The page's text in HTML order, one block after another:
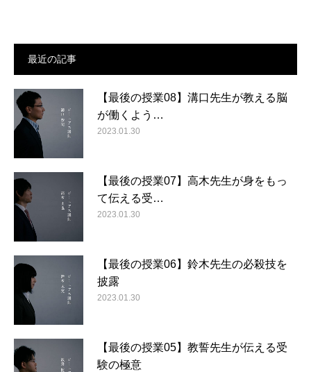
最近の記事
【最後の授業08】溝口先生が教える脳
が働くよう…
2023.01.30
【最後の授業07】高木先生が身をもっ
て伝える受…
2023.01.30
【最後の授業06】鈴木先生の必殺技を
披露
2023.01.30
【最後の授業05】教誓先生が伝える受
験の極意